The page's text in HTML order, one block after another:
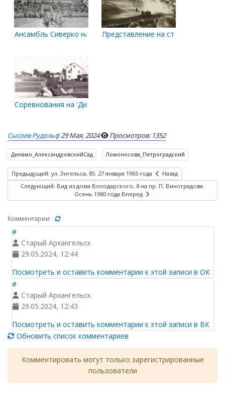
Ансамбль Сиверко на стадионе ДинамоПредставление на стадионе
Соревнования на 'Динамо'
Сысоев Рудольф29 Мая, 2024 Просмотров: 1352
Динамо_АлександровскийСад Ломоносова_Петроградский
Предыдущий: ул. Энгельса, 85. 27 января 1965 года
Назад
Следующий: Вид из дома Володарского, 8 на пр. П. Виноградова.
Осень 1980 года Вперед
Комментарии
#
Старый Архангельск
29.05.2024, 12:44
Посмотреть и оставить комментарии к этой записи в ОК
#
Старый Архангельск
29.05.2024, 12:43
Посмотреть и оставить комментарии к этой записи в ВК
Обновить список комментариев
Комментировать могут только зарегистрированные
пользователи